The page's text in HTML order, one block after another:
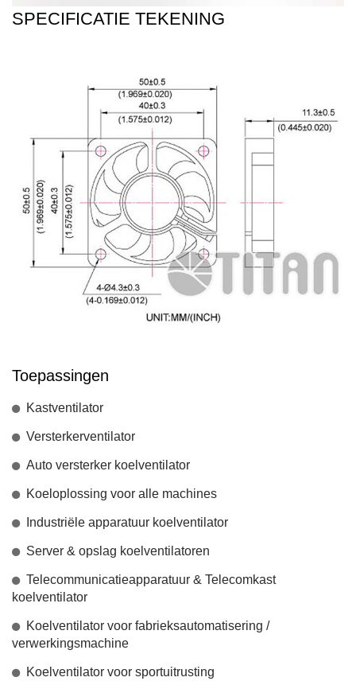
SPECIFICATIE TEKENING
Toepassingen
Kastventilator
Versterkerventilator
Auto versterker koelventilator
Koeloplossing voor alle machines
Industriële apparatuur koelventilator
Server & opslag koelventilatoren
Telecommunicatieapparatuur & Telecomkast
koelventilator
Koelventilator voor fabrieksautomatisering /
verwerkingsmachine
Koelventilator voor sportuitrusting